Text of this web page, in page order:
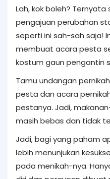
Lah, kok boleh?
pengajuan perubahan
seperti ini sah-sah saja!
membuat acara pesta
kostum gaun pengantin
Tamu undangan
pesta dan acara
pestanya. Jadi,
masih bebas dan tidak
Jadi, bagi yang paham
lebih menunjukan
pada menikah-nya.